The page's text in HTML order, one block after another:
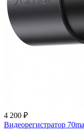
4 200 ₽
Видеорегистратор